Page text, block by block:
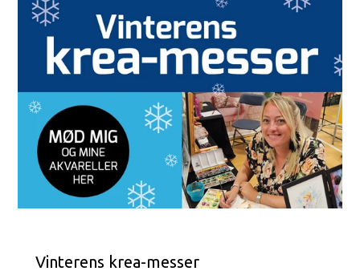
Vinterens krea-messer